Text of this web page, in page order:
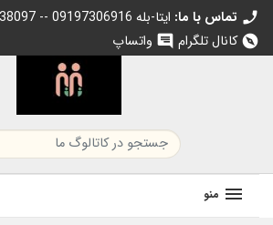
call تماس با ما: 02144438097 -- 09197306916 ایتا-بله
explore کانال تلگرام chat واتساپ
منو